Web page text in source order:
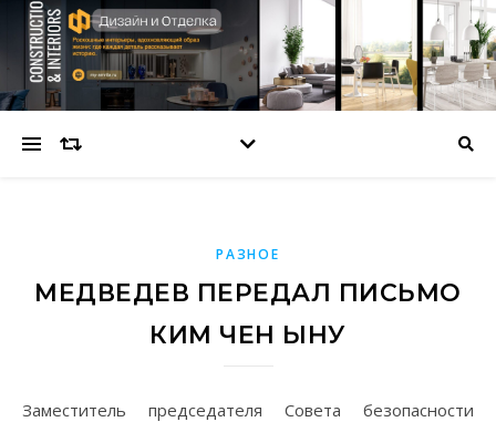
РАЗНОЕ
МЕДВЕДЕВ ПЕРЕДАЛ ПИСЬМО
КИМ ЧЕН ЫНУ
Заместитель председателя Совета безопасности